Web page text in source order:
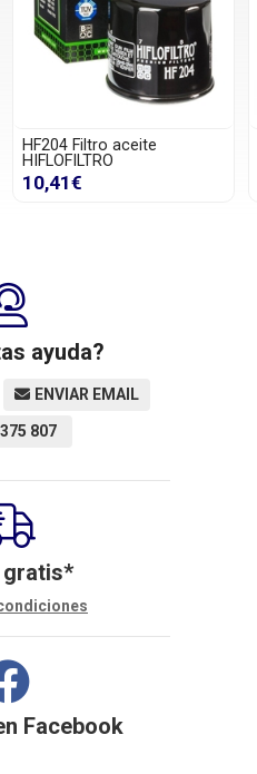
HF204 Filtro aceite
HIFLOFILTRO
10,41€
ayuda?
ENVIAR EMAIL
807
gratis*
Facebook